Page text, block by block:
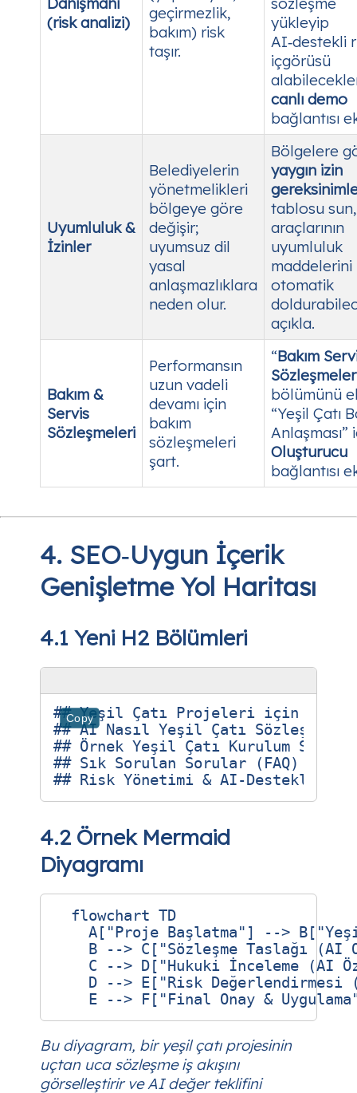
(risk analizi)
geçirmezlik,
bakım) risk
taşır.
yükleyip
AI‑destekli
içgörüsü
canlı demo
bağlantısı
Uyumluluk &
İzinler
Belediyelerin
yönetmelikleri
bölgeye göre
değişir;
uyumsuz dil
yasal
anlaşmazlıklara
neden olur.
Bölgelere
yaygın izin
tablosu
araçlarının
uyumluluk
maddelerini
otomatik
açıkla.
Bakım &
Servis
Sözleşmeleri
Performansın
uzun vadeli
devamı için
bakım
sözleşmeleri
şart.
“Bakım
bölümünü
“Yeşil Çatı
Anlaşması”
Oluşturucu
bağlantısı
4. SEO‑Uygun İçerik
Genişletme Yol Haritası
4.1 Yeni H2 Bölümleri
Copy
## Yeşil Çatı Projeleri için
## AI Nasıl Yeşil Çatı
## Örnek Yeşil Çatı Kurulum
## Sık Sorulan Sorular (FAQ) –
4.2 Örnek Mermaid
Diyagramı
  flowchart TD
A["Proje Başlatma"] -->
B --> C["Sözleşme Taslağı (AI
C --> D["Hukuki İnceleme (AI
D --> E["Risk Değerlendirmesi
Bu diyagram, bir yeşil çatı projesinin
uçtan uca sözleşme iş akışını
görselleştirir ve AI değer teklifini